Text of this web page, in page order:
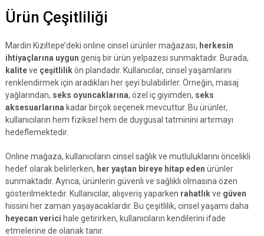
Ürün Çeşitliliği
Mardin Kızıltepe’deki online cinsel ürünler mağazası, herkesin
ihtiyaçlarına uygun geniş bir ürün yelpazesi sunmaktadır. Burada,
kaliteve çeşitlilikön plandadır. Kullanıcılar, cinsel yaşamlarını
renklendirmek için aradıkları her şeyi bulabilirler. Örneğin, masaj
yağlarından, seks oyuncaklarına, özel iç giyimden, seks
aksesuarlarına kadar birçok seçenek mevcuttur. Bu ürünler,
kullanıcıların hem fiziksel hem de duygusal tatminini artırmayı
hedeflemektedir.
Online mağaza, kullanıcıların cinsel sağlık ve mutluluklarını öncelikli
hedef olarak belirlerken, her yaştan bireye hitap eden ürünler
sunmaktadır. Ayrıca, ürünlerin güvenli ve sağlıklı olmasına özen
gösterilmektedir. Kullanıcılar, alışveriş yaparken rahatlıkve güven
hissini her zaman yaşayacaklardır. Bu çeşitlilik, cinsel yaşamı daha
heyecan verici hale getirirken, kullanıcıların kendilerini ifade
etmelerine de olanak tanır.